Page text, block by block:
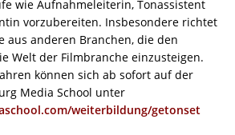
wie Aufnahmeleiterin, Tonassistent
vorzubereiten. Insbesondere richtet
aus anderen Branchen, die den
Welt der Filmbranche einzusteigen.
können sich ab sofort auf der
Media School unter
weiterbildung/getonset